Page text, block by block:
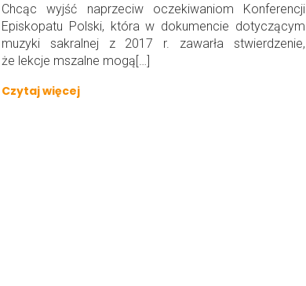
Chcąc wyjść naprzeciw oczekiwaniom Konferencji
Episkopatu Polski, która w dokumencie dotyczącym
muzyki sakralnej z 2017 r. zawarła stwierdzenie,
że lekcje mszalne mogą[…]
Czytaj więcej